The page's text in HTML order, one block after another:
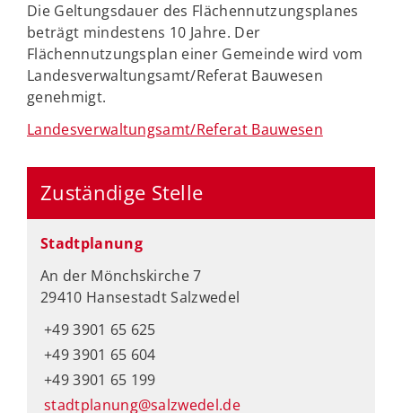
Die Geltungsdauer des Flächennutzungsplanes
beträgt mindestens 10 Jahre. Der
Flächennutzungsplan einer Gemeinde wird vom
Landesverwaltungsamt/Referat Bauwesen
genehmigt.
Landesverwaltungsamt/Referat Bauwesen
Zuständige Stelle
Stadtplanung
An der Mönchskirche 7
29410 Hansestadt Salzwedel
+49 3901 65 625
+49 3901 65 604
+49 3901 65 199
stadtplanung@salzwedel.de